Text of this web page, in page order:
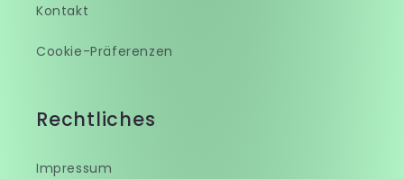
Kontakt
Cookie-Präferenzen
Rechtliches
Impressum